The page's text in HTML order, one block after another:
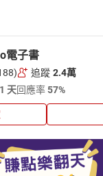
電子書
追蹤 2.4萬
1 天回應率57%